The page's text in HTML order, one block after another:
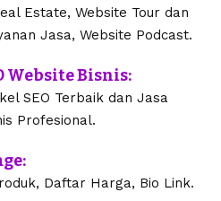
Estate, Website Tour dan
Jasa, Website Podcast.
Website Bisnis:
SEO Terbaik dan Jasa
Profesional.
Daftar Harga, Bio Link.